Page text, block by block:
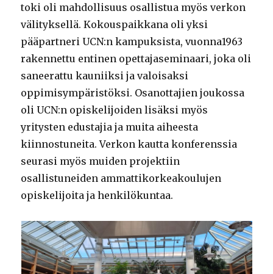
toki oli mahdollisuus osallistua myös verkon
välityksellä. Kokouspaikkana oli yksi
pääpartneri UCN:n kampuksista, vuonna1963
rakennettu entinen opettajaseminaari, joka oli
saneerattu kauniiksi ja valoisaksi
oppimisympäristöksi. Osanottajien joukossa
oli UCN:n opiskelijoiden lisäksi myös
yritysten edustajia ja muita aiheesta
kiinnostuneita. Verkon kautta konferenssia
seurasi myös muiden projektiin
osallistuneiden ammattikorkeakoulujen
opiskelijoita ja henkilökuntaa.